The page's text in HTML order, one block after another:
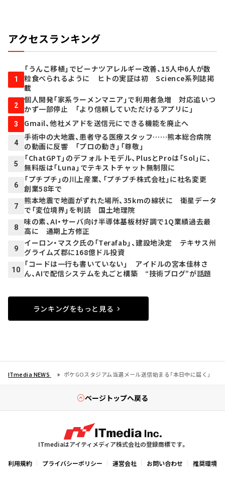
アクセスランキング
1
「うんこ移植」でピーナツアレルギー改善、15人中6人が数
粒食べられるように ヒトの実証は初 Science系列誌掲
載
2
個人開発「家系ラーメンマニア」で利用者急増 対応追いつ
かず一部停止 「より信頼していただけるアプリに」
3 Gmail、他社メアドを送信元にできる機能を廃止へ
4
手術中の大地震、患者守る医療スタッフ……熊本総合病院
の動画に反響 「プロの動き」「尊敬」
5
「ChatGPT」のデフォルトモデル、PlusとProは「Sol」に、
無料版は「Luna」でテキストチャット無制限に
6
「プチプチ」の川上産業、「プチプチ株式会社」に社名変更
創業58年で
7
熊本地震で地面がずれた場所、35kmの線状に 衛星データ
で「変位境界」を判読 国土地理院
8
味の素、AI・サーバ向け半導体基板材好調で1Q業績過去最
高に 通期上方修正
9
イーロン・マスク氏の「Terafab」、建設地決定 テキサス州
グライムズ郡に168億ドル投資
10
「コードは一行も書いていない」 アイドルの宮本佳林さ
ん、AIで配信システムを丸ごと構築 “技術ブログ”が話題
ランキングをもっと見る
ITmedia NEWS ポケGOスタジアム当選メール送信始まる「本日中に届く」
ページトップへ戻る
ITmediaはアイティメディア株式会社の登録商標です。
利用規約 プライバシーポリシー 運営会社 お問い合わせ 推奨環境